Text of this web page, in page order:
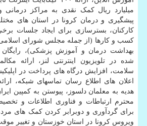
میلیارد ریال کمک نقدی به مراکز درمانی
پیشگیری و درمان کرونا در استان های
کارکنان، بسترسازی برای ایجاد جلسات
کسب و کارها (از جمله مجلس شورای
بهداشت درمان و آموزش پزشکی)، رایگان
شده در تلویزیون اینترنتی لنز، ارائه
سلامت، افزایش درگاه های پرداخت در
هدیه به معلمان دلسوز، پیوستن به کمپین
برای گردآوری و دوبرابر کردن کمک های
ویروس کرونا در استان خوزستان و تغییر